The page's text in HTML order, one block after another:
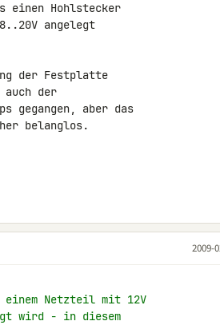
einen Hohlstecker
angelegt
der Festplatte
der
gegangen, aber das
belanglos.
2009-
einem Netzteil mit 12V
wird - in diesem